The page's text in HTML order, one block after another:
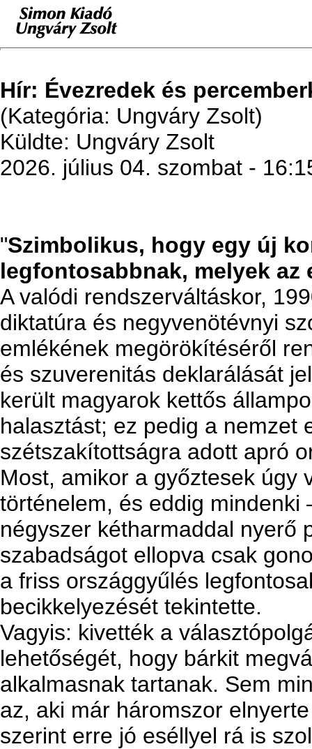
Hír: Évezredek és
(Kategória: Ungváry Zsolt)
Küldte: Ungváry Zsolt
2026. július 04. szombat -
"Szimbolikus, hogy egy új
legfontosabbnak, melyek
A valódi rendszerváltáskor,
diktatúra és negyvenötévnyi
emlékének megörökítéséről
és szuverenitás deklarálását
került magyarok kettős
halasztást; ez pedig a nemzet
szétszakítottságra adott apró
Most, amikor a győztesek úgy
történelem, és eddig mindenki
négyszer kétharmaddal nyerő
szabadságot ellopva csak
a friss országgyűlés
becikkelyezését tekintette.
Vagyis: kivették a
lehetőségét, hogy bárkit
alkalmasnak tartanak. Sem
az, aki már háromszor
szerint erre jó eséllyel rá is